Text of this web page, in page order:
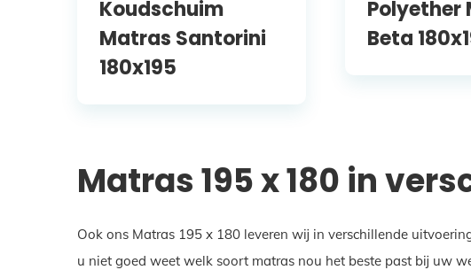
Koudschuim
Matras Santorini
180x195
Polyether
Beta
Matras 195 x 180 in
Ook ons Matras 195 x 180 leveren wij in verschillende
u niet goed weet welk soort matras nou het beste past bij uw